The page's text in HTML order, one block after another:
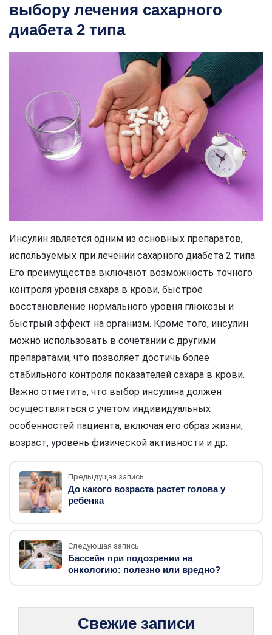
выбору лечения сахарного
диабета 2 типа
Инсулин является одним из основных препаратов,
используемых при лечении сахарного диабета 2 типа.
Его преимущества включают возможность точного
контроля уровня сахара в крови, быстрое
восстановление нормального уровня глюкозы и
быстрый эффект на организм. Кроме того, инсулин
можно использовать в сочетании с другими
препаратами, что позволяет достичь более
стабильного контроля показателей сахара в крови.
Важно отметить, что выбор инсулина должен
осуществляться с учетом индивидуальных
особенностей пациента, включая его образ жизни,
возраст, уровень физической активности и др.
Предыдущая запись
До какого возраста растет голова у
ребенка
Следующая запись
Бассейн при подозрении на
онкологию: полезно или вредно?
Свежие записи